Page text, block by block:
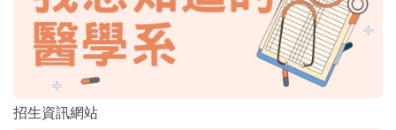
招生資訊網站